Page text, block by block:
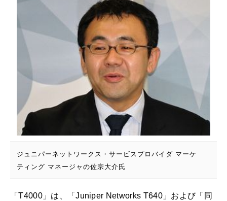
ジュニパーネットワークス・サービスプロバイダ マーケ
ティング マネージャの佐宗大介氏
「T4000」は、「Juniper Networks T640」および「同